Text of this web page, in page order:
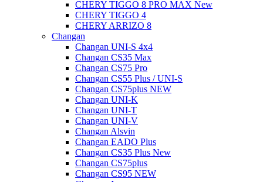
CHERY TIGGO 8 PRO MAX New
CHERY TIGGO 4
CHERY ARRIZO 8
Changan
Changan UNI-S 4x4
Changan CS35 Max
Changan CS75 Pro
Changan CS55 Plus / UNI-S
Changan CS75plus NEW
Changan UNI-K
Changan UNI-T
Changan UNI-V
Changan Alsvin
Changan EADO Plus
Changan CS35 Plus New
Changan CS75plus
Changan CS95 NEW